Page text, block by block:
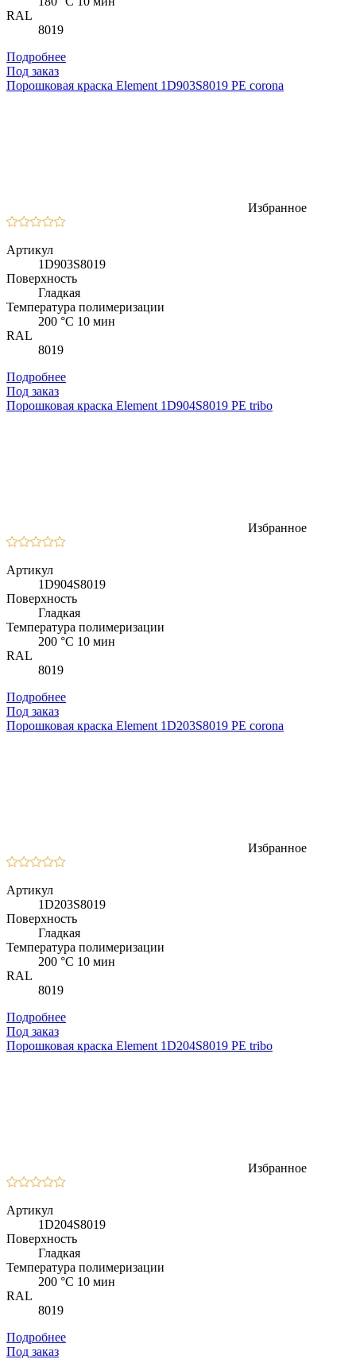
RAL
8019
Подробнее
Под заказ
Порошковая краска Element 1D903S8019 PE corona
Избранное
Артикул
1D903S8019
Поверхность
Гладкая
Температура полимеризации
200 °C 10 мин
RAL
8019
Подробнее
Под заказ
Порошковая краска Element 1D904S8019 PE tribo
Избранное
Артикул
1D904S8019
Поверхность
Гладкая
Температура полимеризации
200 °C 10 мин
RAL
8019
Подробнее
Под заказ
Порошковая краска Element 1D203S8019 PE corona
Избранное
Артикул
1D203S8019
Поверхность
Гладкая
Температура полимеризации
200 °C 10 мин
RAL
8019
Подробнее
Под заказ
Порошковая краска Element 1D204S8019 PE tribo
Избранное
Артикул
1D204S8019
Поверхность
Гладкая
Температура полимеризации
200 °C 10 мин
RAL
8019
Подробнее
Под заказ